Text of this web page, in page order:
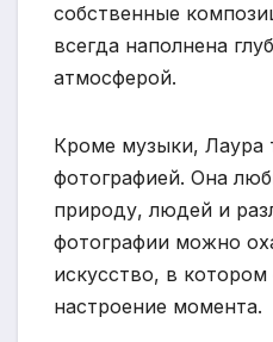
собственные
всегда наполнена
атмосферой.
Кроме музыки, Лаура
фотографией. Она
природу, людей и
фотографии можно
искусство, в
настроение момента.